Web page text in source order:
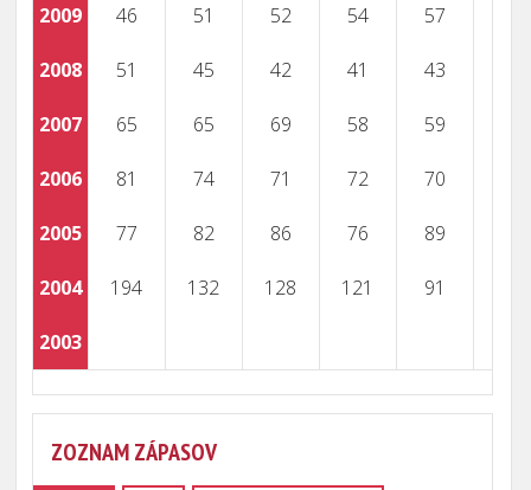
2009 46 51 52 54 57
2008 51 45 42 41 43
2007 65 65 69 58 59
2006 81 74 71 72 70
2005 77 82 86 76 89
2004 194 132 128 121 91
2003
ZOZNAM ZÁPASOV